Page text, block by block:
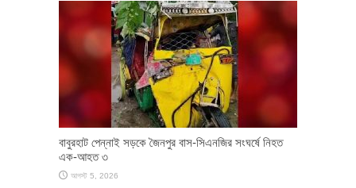
বাবুরহাট পেন্নাই সড়কে জৈনপুর বাস-সিএনজির সংঘর্ষে নিহত
এক-আহত ৩
আগস্ট 5, 2026